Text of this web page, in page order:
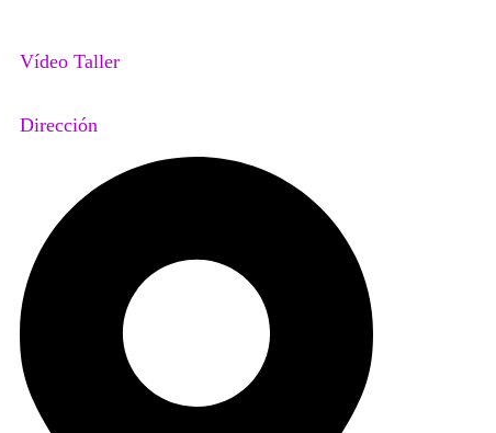
Vídeo Taller
Dirección